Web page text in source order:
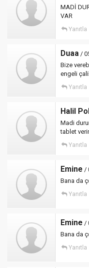
MADİ
VAR
Yanıtla
Duaa /
Bize
engeli
Yanıtla
Halil
Madi
tablet
Yanıtla
Emine /
Bana da
Yanıtla
Emine /
Bana da
Yanıtla